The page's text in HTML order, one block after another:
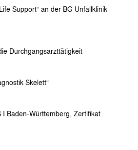
Support“ an der BG Unfallklinik
Durchgangsarzttätigkeit
Skelett“
I Baden-Württemberg, Zertifikat